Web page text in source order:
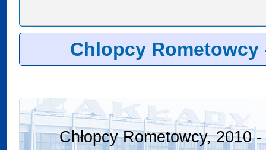
Chlopcy Rometowcy
Chłopcy Rometowcy, 2010